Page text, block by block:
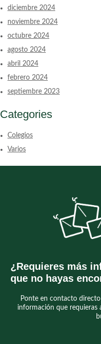
diciembre 2024
noviembre 2024
octubre 2024
agosto 2024
abril 2024
febrero 2024
septiembre 2023
Categories
Colegios
Varios
¿Requieres más
que no hayas
Ponte en contacto
información que